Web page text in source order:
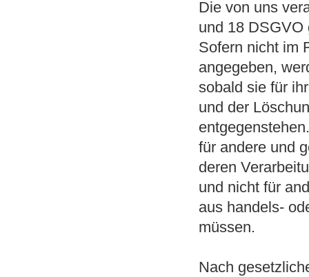
Die von uns
und 18 DSGVO
Sofern nicht im
angegeben,
sobald sie für
und der
für andere und
deren
und nicht für
aus handels-
müssen.
Nach